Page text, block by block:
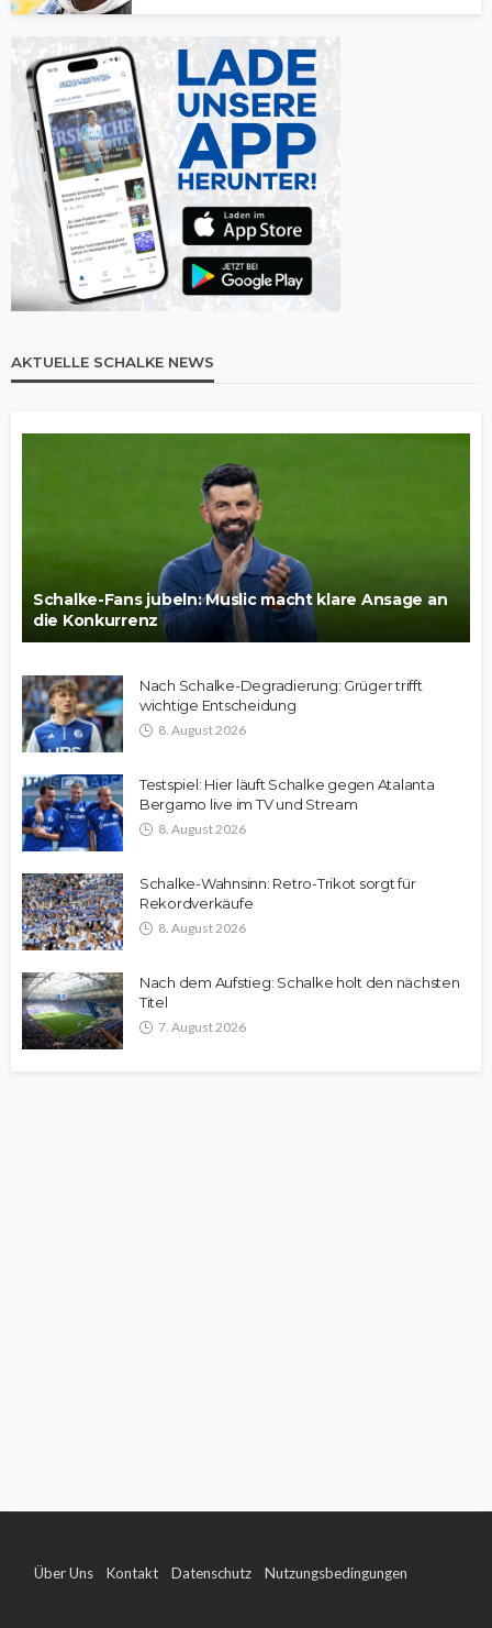
AKTUELLE SCHALKE NEWS
Schalke-Fans jubeln: Muslic macht klare Ansage an
die Konkurrenz
Nach Schalke-Degradierung: Grüger trifft
wichtige Entscheidung
8. August 2026
Testspiel: Hier läuft Schalke gegen Atalanta
Bergamo live im TV und Stream
8. August 2026
Schalke-Wahnsinn: Retro-Trikot sorgt für
Rekordverkäufe
8. August 2026
Nach dem Aufstieg: Schalke holt den nächsten
Titel
7. August 2026
Über Uns Kontakt Datenschutz Nutzungsbedingungen